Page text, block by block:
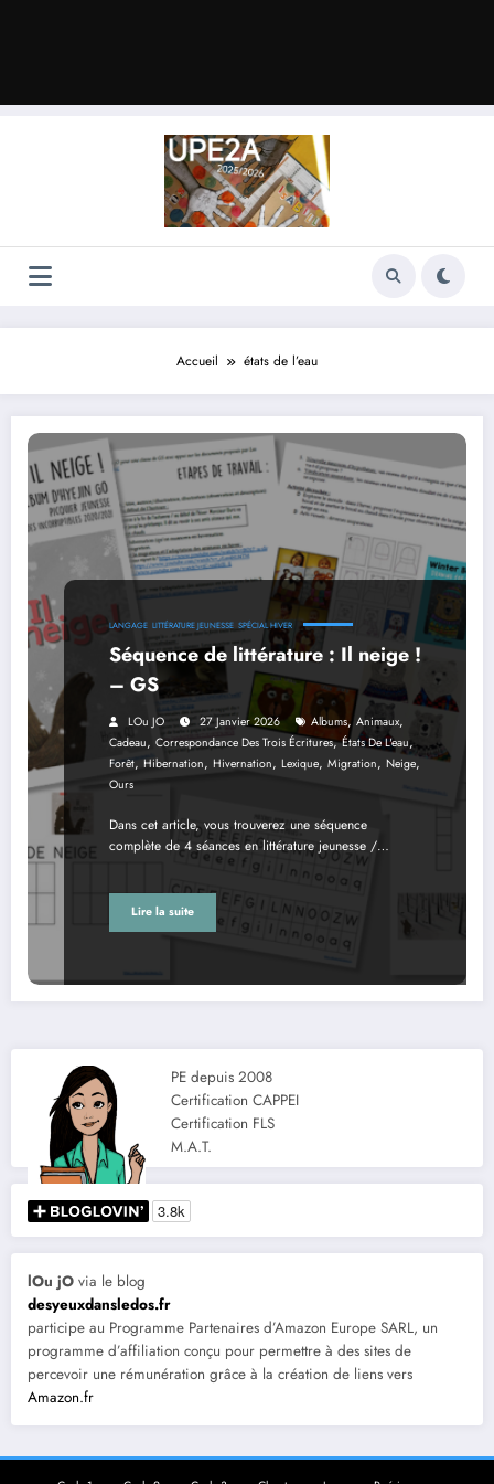
Accueil états de l’eau
LANGAGE LITTÉRATURE JEUNESSE SPÉCIAL HIVER
Séquence de littérature : Il neige !
– GS
LOu JO 27 Janvier 2026 Albums,Animaux,
Cadeau, Correspondance Des Trois Écritures,États De L'eau,
Forêt, Hibernation, Hivernation, Lexique, Migration, Neige,
Ours
Dans cet article, vous trouverez une séquence
complète de 4 séances en littérature jeunesse /…
Lire la suite
PE depuis 2008
Certification CAPPEI
Certification FLS
M.A.T.
lOu jO via le blog
desyeuxdansledos.fr
participe au Programme Partenaires d’Amazon Europe SARL, un
programme d’affiliation conçu pour permettre à des sites de
percevoir une rémunération grâce à la création de liens vers
Amazon.fr